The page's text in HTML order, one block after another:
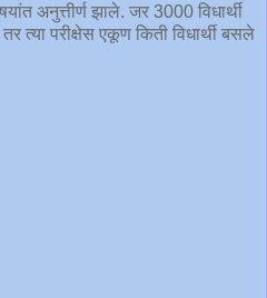
अनुत्तीर्ण झाले. जर 3000 विधार्थी
त्या परीक्षेस एकूण किती विधार्थी बसले